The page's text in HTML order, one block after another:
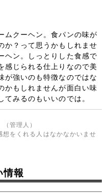
ムクーヘン。食パンの味が
か？って思うかもしれませ
ヘン。しっとりした食感で
感じられる仕上りなので美
が強いのも特徴なのではな
かもしれませんが面白い味
みるのもいいのでは。
管理人）
をくれる人はなかなかいませ
情報